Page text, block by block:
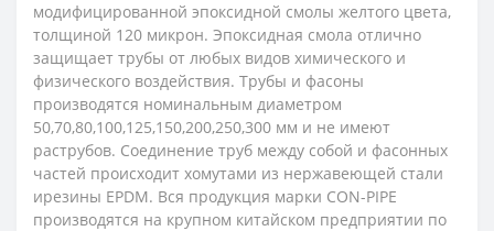
модифицированной эпоксидной смолы желтого цвета,
толщиной 120 микрон. Эпоксидная смола отлично
защищает трубы от любых видов химического и
физического воздействия. Трубы и фасоны
производятся номинальным диаметром
50,70,80,100,125,150,200,250,300 мм и не имеют
раструбов. Соединение труб между собой и фасонных
частей происходит хомутами из нержавеющей стали
ирезины EPDM. Вся продукция марки CON-PIPE
производятся на крупном китайском предприятии по